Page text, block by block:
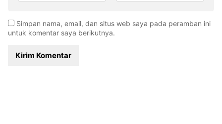
Simpan nama, email, dan situs web saya pada peramban ini
untuk komentar saya berikutnya.